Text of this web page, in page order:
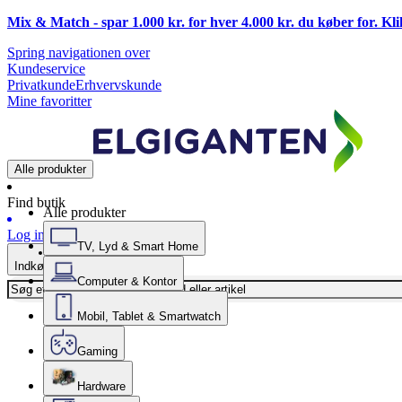
Mix & Match - spar 1.000 kr. for hver 4.000 kr. du køber for.
Spring navigationen over
Kundeservice
PrivatkundeErhvervskunde
Mine favoritter
Alle produkter
Find butik
Log ind
Indkøbskurv
Alle produkter
TV, Lyd & Smart Home
Computer & Kontor
Mobil, Tablet & Smartwatch
Gaming
Hardware